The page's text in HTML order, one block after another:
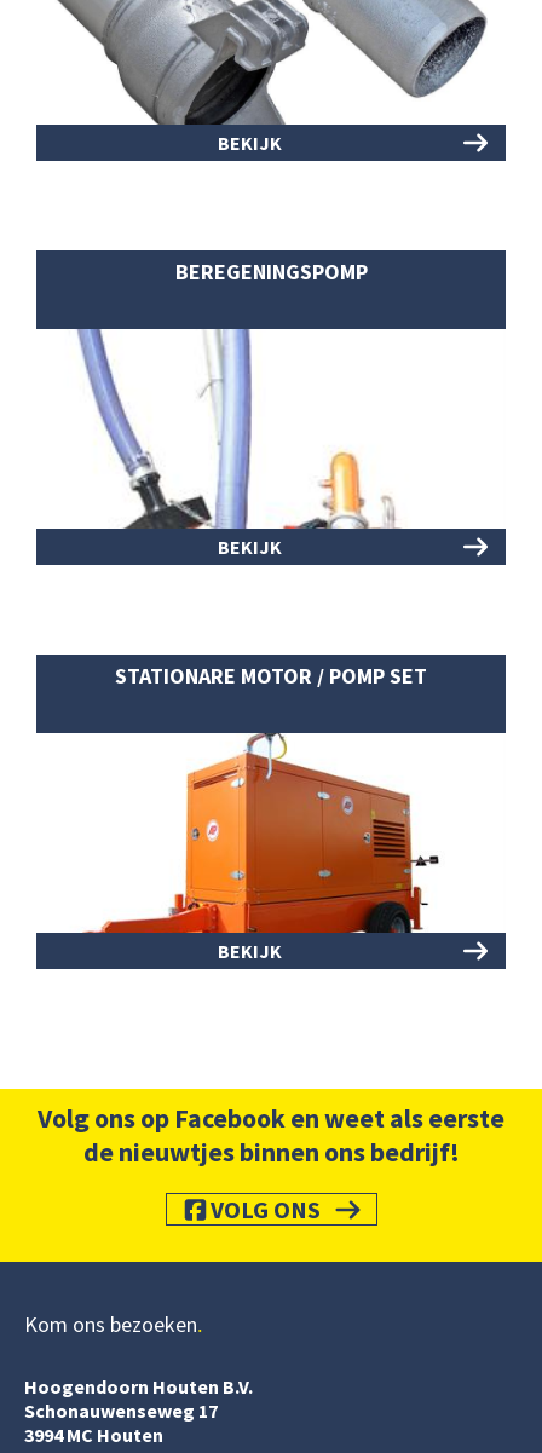
BEKIJK
BEREGENINGSPOMP
BEKIJK
STATIONARE MOTOR / POMP SET
BEKIJK
Volg ons op Facebook en weet als eerste
de nieuwtjes binnen ons bedrijf!
VOLG ONS
Kom ons bezoeken
Hoogendoorn Houten B.V.
Schonauwenseweg 17
3994 MC Houten